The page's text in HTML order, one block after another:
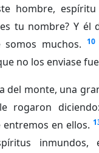
hombre, espíritu
tu nombre? Y él
muchos. 10
no los enviase
del monte, una
rogaron
en ellos.
inmundos,